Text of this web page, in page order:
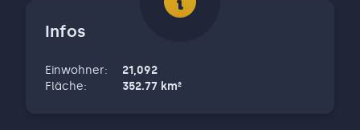
Infos
Einwohner:
21,092
Fläche: 352.77 km²